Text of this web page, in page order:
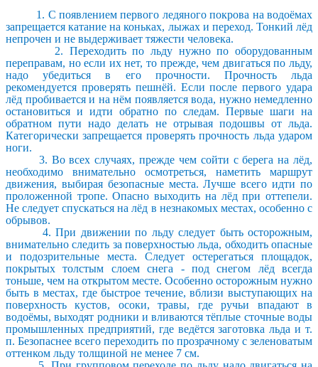
1. С появлением первого ледяного покрова на водоёмах
запрещается катание на коньках, лыжах и переход. Тонкий лёд
непрочен и не выдерживает тяжести человека.
2. Переходить по льду нужно по оборудованным
переправам, но если их нет, то прежде, чем двигаться по льду,
надо убедиться в его прочности. Прочность льда
рекомендуется проверять пешнёй. Если после первого удара
лёд пробивается и на нём появляется вода, нужно немедленно
остановиться и идти обратно по следам. Первые шаги на
обратном пути надо делать не отрывая подошвы от льда.
Категорически запрещается проверять прочность льда ударом
ноги.
3. Во всех случаях, прежде чем сойти с берега на лёд,
необходимо внимательно осмотреться, наметить маршрут
движения, выбирая безопасные места. Лучше всего идти по
проложенной тропе. Опасно выходить на лёд при оттепели.
Не следует спускаться на лёд в незнакомых местах, особенно с
обрывов.
4. При движении по льду следует быть осторожным,
внимательно следить за поверхностью льда, обходить опасные
и подозрительные места. Следует остерегаться площадок,
покрытых толстым слоем снега - под снегом лёд всегда
тоньше, чем на открытом месте. Особенно осторожным нужно
быть в местах, где быстрое течение, вблизи выступающих на
поверхность кустов, осоки, травы, где ручьи впадают в
водоёмы, выходят родники и вливаются тёплые сточные воды
промышленных предприятий, где ведётся заготовка льда и т.
п. Безопаснее всего переходить по прозрачному с зеленоватым
оттенком льду толщиной не менее 7 см.